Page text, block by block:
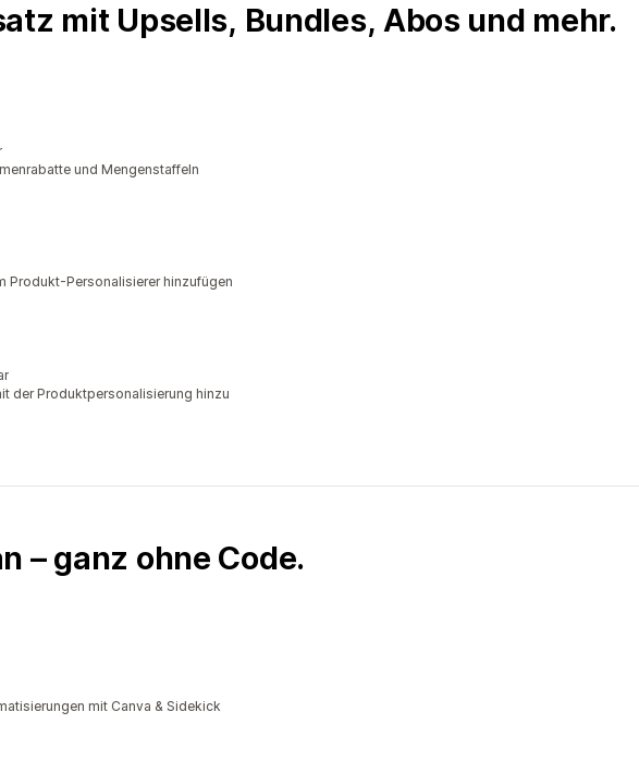
mit Upsells, Bundles, Abos und mehr.
und Mengenstaffeln
Produkt-Personalisierer hinzufügen
der Produktpersonalisierung hinzu
– ganz ohne Code.
mit Canva & Sidekick